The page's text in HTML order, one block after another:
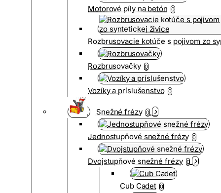
Motorové píly na betón 0
Rozbrusovacie kotúče s pojivom zo
Rozbrusovačky 0
Vozíky a príslušenstvo 0
Snežné frézy 0
Jednostupňové snežné frézy 0
Dvojstupňové snežné frézy 0
Cub Cadet 0